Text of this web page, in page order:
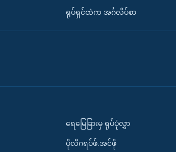
ရုပ်ရှင်ထဲက အင်္ဂလိပ်စာ
ရေမြေခြားမှ ရုပ်ပုံလွှာ
ပိုလီဂရပ်ဖ်.အင်ဖို